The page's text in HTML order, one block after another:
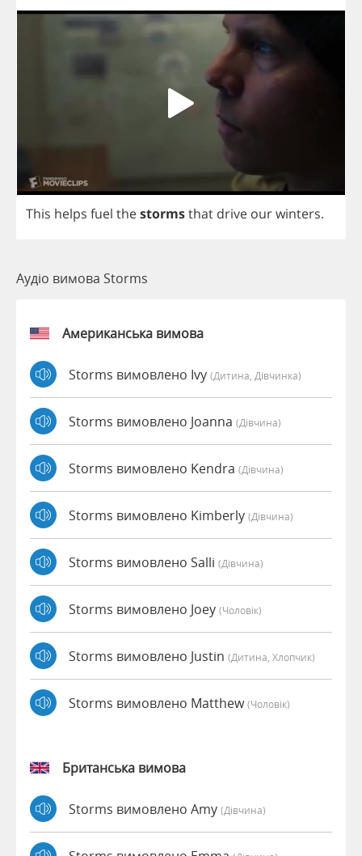
This helps fuel thestormsthat drive ourwinters.
Аудіо вимова Storms
Американська вимова
Storms вимовлено Ivy (дитина, Дівчинка)
Storms вимовлено Joanna (дівчина)
Storms вимовлено Kendra (дівчина)
Storms вимовлено Kimberly (дівчина)
Storms вимовлено Salli (дівчина)
Storms вимовлено Joey (чоловік)
Storms вимовлено Justin (дитина, Хлопчик)
Storms вимовлено Matthew(чоловік)
Британська вимова
Storms вимовлено Amy (дівчина)